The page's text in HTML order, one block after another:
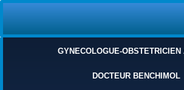
GYNECOLOGUE-OBSTETRICIEN
DOCTEUR BENCHIMOL